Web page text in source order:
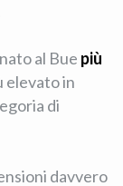
al Bue più
elevato in
di
davvero